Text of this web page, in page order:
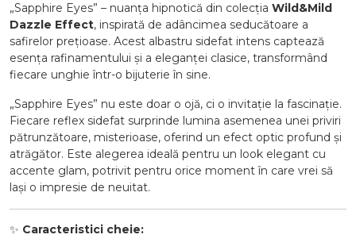
„Sapphire Eyes” – nuanța hipnotică din colecția Wild&Mild
Dazzle Effect, inspirată de adâncimea seducătoare a
safirelor prețioase. Acest albastru sidefat intens captează
esența rafinamentului și a eleganței clasice, transformând
fiecare unghie într-o bijuterie în sine.
„Sapphire Eyes” nu este doar o ojă, ci o invitație la fascinație.
Fiecare reflex sidefat surprinde lumina asemenea unei priviri
pătrunzătoare, misterioase, oferind un efect optic profund și
atrăgător. Este alegerea ideală pentru un look elegant cu
accente glam, potrivit pentru orice moment în care vrei să
lași o impresie de neuitat.
✨ Caracteristici cheie: